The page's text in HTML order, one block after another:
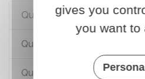
Questions ? Réponses !
Qu'est-ce que l'aide au
Qu'est-ce que la retenue
gives you
you want to